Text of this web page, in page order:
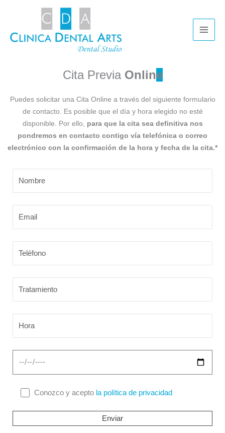
Cita Previa Online
Puedes solicitar una Cita Online a través del siguiente formulario
de contacto. Es posible que el día y hora elegido no esté
disponible. Por ello, para que la cita sea definitiva nos
pondremos en contacto contigo vía telefónica o correo
electrónico con la confirmación de la hora y fecha de la cita.*
Conozco y acepto la política de privacidad